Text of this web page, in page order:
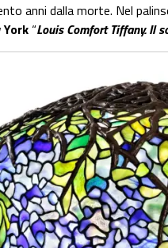
anni dalla morte. Nel
“Louis Comfort Tiffany. Il